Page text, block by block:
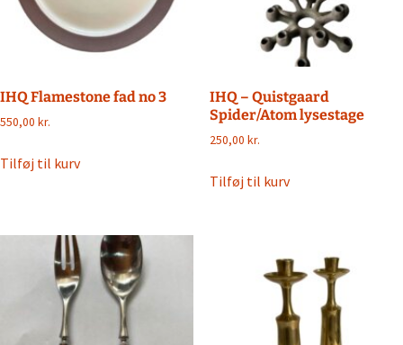
IHQ Flamestone fad no 3
550,00 kr.
Tilføj til kurv
IHQ – Quistgaard
Spider/Atom lysestage
250,00 kr.
Tilføj til kurv